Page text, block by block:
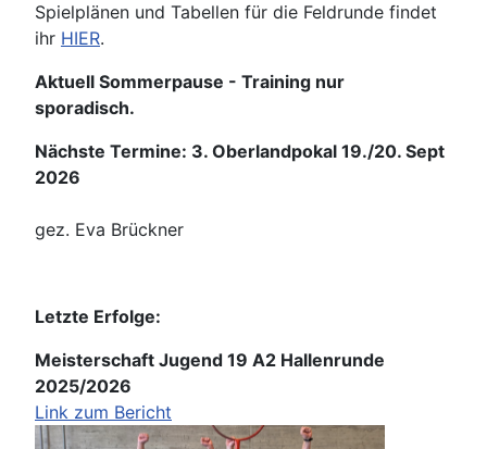
Spielplänen und Tabellen für die Feldrunde findet
ihr HIER.
Aktuell Sommerpause - Training nur
sporadisch.
Nächste Termine: 3. Oberlandpokal 19./20. Sept
2026
gez. Eva Brückner
Letzte Erfolge:
Meisterschaft Jugend 19 A2 Hallenrunde
2025/2026
Link zum Bericht